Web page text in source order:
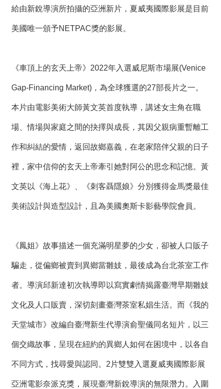
E
n
給由新銳導演所拍攝的亞洲新片，夏威夷國際影展是目前
美國唯一頒予NETPAC獎的影展。
《車頂上的玄天上帝》2022年入選威尼斯市場展(Venice
Gap-Financing Market)，為全球獲選的27部長片之一。
本片由電影美術大師黃文英首度執導，講述女主角在職
場、情場與家庭之間的抉擇與成長，其因父親病重暫離工
作和糾結的愛情，返回故鄉嘉義，在老家陪伴父親的日子
裡，家中信仰的玄天上帝牽引她對阿公的思念和記憶。黃
文英以《海上花》、《刺客聶隱娘》分別獲得金馬獎最佳
美術設計與造型設計，且為美國奧斯卡影藝學院會員。
《鳳姐》故事描述一個充滿明星夢的少女，卻被人口販子
騙走，從偏鄉被賣到異鄉當雛妓，最後成為台北茶室工作
者。導演邱新達初次執導即以寫實劇情揭露臺灣早期雛妓
文化及人口販賣，深切刻畫臺灣茶室私娼生活。而《我的
天堂城市》改編自臺灣新生代導演俞聖儀同名短片，以三
個交織故事，呈現在紐約的異鄉人如何在困境中，以各自
不同方式，找尋愛與認同。2片雙雙入選夏威夷國際影展
亞洲電影奈派克獎，展現臺灣新銳導演的無限潛力。入圍